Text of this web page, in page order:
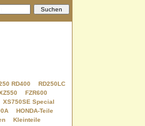
RD400
RD250LC
FZR600
XS750SE Special
HONDA-Teile
Kleinteile